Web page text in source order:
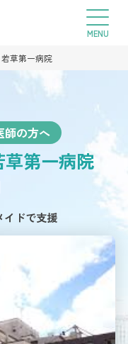
若草第一病院
師の方へ
第一病院
イドで支援